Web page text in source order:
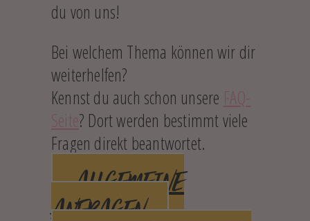
du von uns!
Bei welchem Thema können wir dir
weiterhelfen?
Kennst du auch schon unsere FAQ-
Seite​​​​​​​? Dort werden bestimmt viele
Fragen direkt beantwortet.
ALLGEMEINE